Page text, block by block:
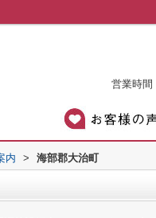
営業時間
内 > 海部郡大治町